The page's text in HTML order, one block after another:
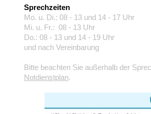
Sprechzeiten
Mo. u. Di.: 08 - 13 und 14 - 17 Uhr
Mi. u. Fr.: 08 - 13 Uhr
Do.: 08 - 13 und 14 - 19 Uhr
und nach Vereinbarung
Bitte beachten Sie außerhalb der
Notdienstplan.